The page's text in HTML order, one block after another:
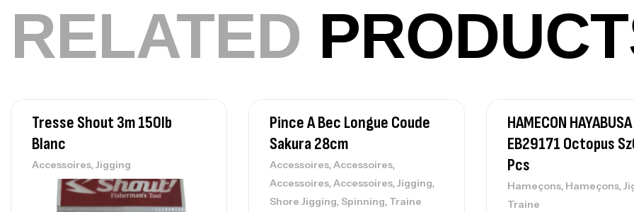
–
RELATED
Tresse Shout 3m 150lb
Blanc
Accessoires, Jigging
Pince A Bec Longue Coude
Sakura 28cm
Accessoires, Accessoires,
Accessoires, Accessoires, Jigging,
Shore Jigging, Spinning, Traine
HAMECON HAYABUSA
EB29171 Octopus
Pcs
Hameçons, Hameçons,
Traine